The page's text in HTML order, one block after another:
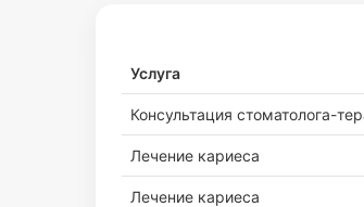
Услуга
Консультация стоматолога-
Лечение кариеса
Лечение кариеса